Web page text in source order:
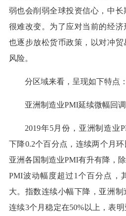
弱也会削弱全球投资信心，中
很难改变。为了应对当前的经
也逐步放松货币政策，以对冲
风险。
分区域来看，呈现如下特点：
亚洲制造业PMI延续微幅回
2019年5月份，亚洲制造业
下降0.2个百分点，连续两个月
亚洲各国制造业PMI有升有降，
PMI波动幅度超过1个百分点，
大。指数连续小幅下降，亚洲
连续3个月稳定在50%以上，表